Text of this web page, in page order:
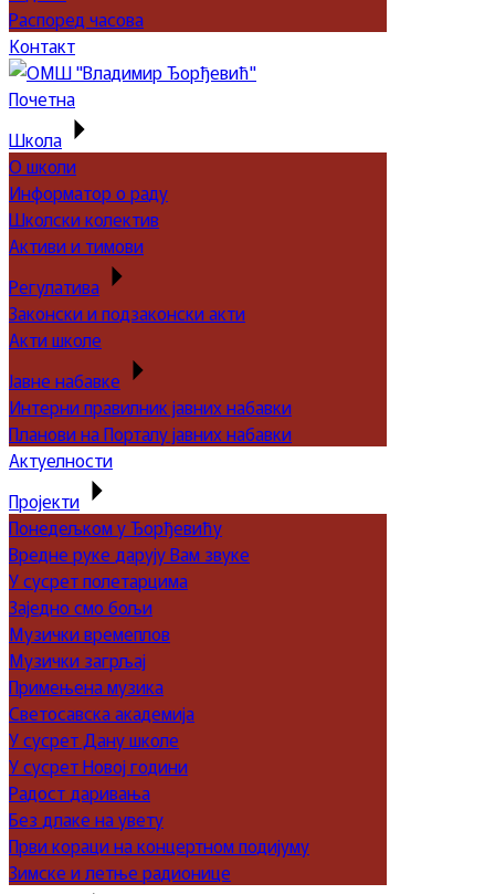
Распоред часова
Контакт
Почетна
Школа
О школи
Информатор о раду
Школски колектив
Активи и тимови
Регулатива
Законски и подзаконски акти
Акти школе
Јавне набавке
Интерни правилник јавних набавки
Планови на Порталу јавних набавки
Актуелности
Пројекти
Понедељком у Ђорђевићу
Вредне руке дарују Вам звуке
У сусрет полетарцима
Заједно смо бољи
Музички времеплов
Музички загрљај
Примењена музика
Светосавска академија
У сусрет Дану школе
У сусрет Новој години
Радост даривања
Без длаке на увету
Први кораци на концертном подијуму
Зимске и летње радионице